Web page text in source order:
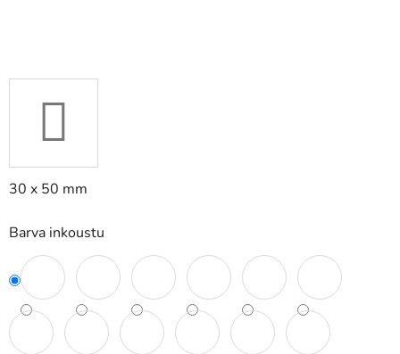
30 x 50 mm
Barva inkoustu